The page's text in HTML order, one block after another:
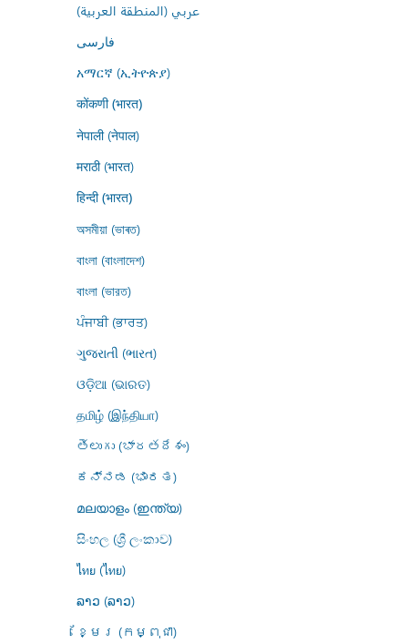
عربي (المنطقة العربية)
فارسى
አማርኛ (ኢትዮጵያ)
कोंकणी (भारत)
नेपाली (नेपाल)
मराठी (भारत)
हिन्दी (भारत)
অসমীয়া (ভাৰত)
বাংলা (বাংলাদেশ)
বাংলা (ভারত)
ਪੰਜਾਬੀ (ਭਾਰਤ)
ગુજરાતી (ભારત)
ଓଡ଼ିଆ (ଭାରତ)
தமிழ் (இந்தியா)
తెలుగు (భారతదేశం)
ಕನ್ನಡ (ಭಾರತ)
മലയാളം (ഇന്ത്യ)
සිංහල (ශ්‍රී ලංකාව)
ไทย (ไทย)
ລາວ (ລາວ)
ខ្មែរ (កម្ពុជា)